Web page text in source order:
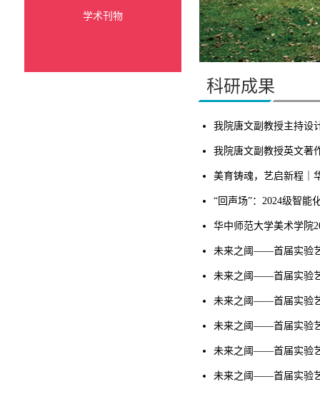
学术刊物
科研成果
我院唐文副教授主持设
我院唐文副教授英文著
美育铸魂，艺启新程｜
“回声场”：2024级智能
华中师范大学美术学院
未来之阈——首届实验
未来之阈——首届实验
未来之阈——首届实验
未来之阈——首届实验
未来之阈——首届实验
未来之阈——首届实验